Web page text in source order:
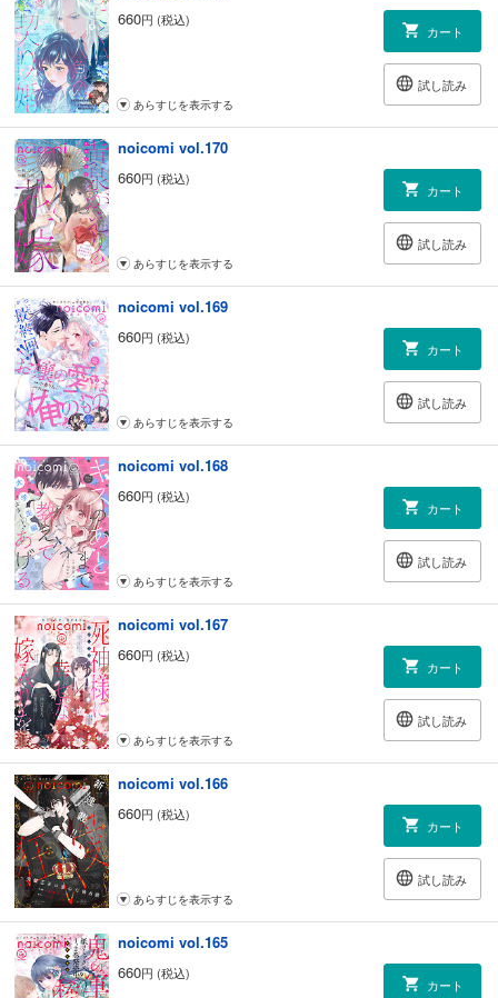
660円 (税込)
カート
試し読み
あらすじを表示する
noicomi vol.170
660円 (税込)
カート
試し読み
あらすじを表示する
noicomi vol.169
660円 (税込)
カート
試し読み
あらすじを表示する
noicomi vol.168
660円 (税込)
カート
試し読み
あらすじを表示する
noicomi vol.167
660円 (税込)
カート
試し読み
あらすじを表示する
noicomi vol.166
660円 (税込)
カート
試し読み
あらすじを表示する
noicomi vol.165
660円 (税込)
カート